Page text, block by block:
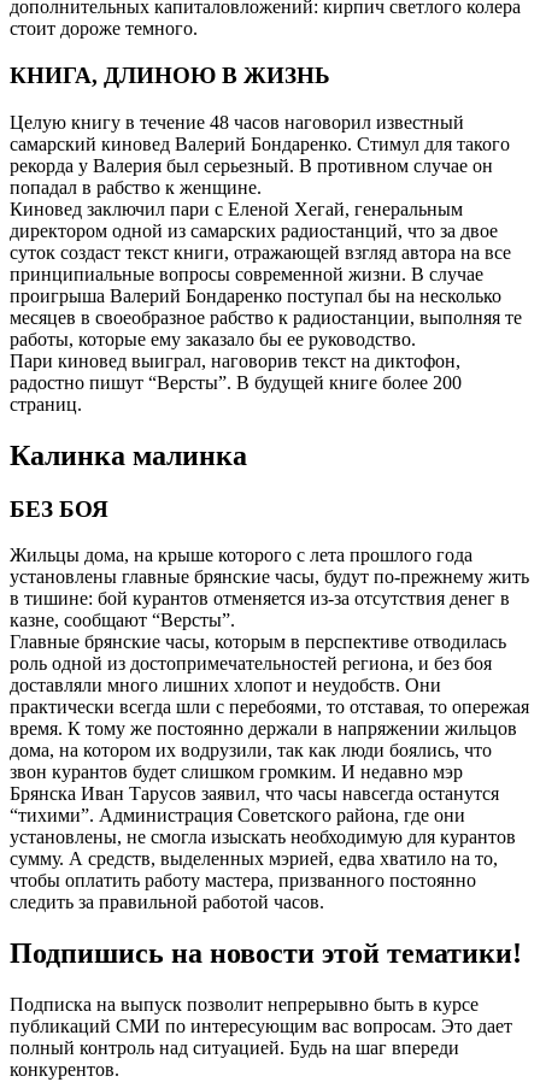
дополнительных капиталовложений: кирпич светлого колера
стоит дороже темного.
КНИГА, ДЛИНОЮ В ЖИЗНЬ
Целую книгу в течение 48 часов наговорил известный
самарский киновед Валерий Бондаренко. Стимул для такого
рекорда у Валерия был серьезный. В противном случае он
попадал в рабство к женщине.
Киновед заключил пари с Еленой Хегай, генеральным
директором одной из самарских радиостанций, что за двое
суток создаст текст книги, отражающей взгляд автора на все
принципиальные вопросы современной жизни. В случае
проигрыша Валерий Бондаренко поступал бы на несколько
месяцев в своеобразное рабство к радиостанции, выполняя те
работы, которые ему заказало бы ее руководство.
Пари киновед выиграл, наговорив текст на диктофон,
радостно пишут “Версты”. В будущей книге более 200
страниц.
Калинка малинка
БЕЗ БОЯ
Жильцы дома, на крыше которого с лета прошлого года
установлены главные брянские часы, будут по-прежнему жить
в тишине: бой курантов отменяется из-за отсутствия денег в
казне, сообщают “Версты”.
Главные брянские часы, которым в перспективе отводилась
роль одной из достопримечательностей региона, и без боя
доставляли много лишних хлопот и неудобств. Они
практически всегда шли с перебоями, то отставая, то опережая
время. К тому же постоянно держали в напряжении жильцов
дома, на котором их водрузили, так как люди боялись, что
звон курантов будет слишком громким. И недавно мэр
Брянска Иван Тарусов заявил, что часы навсегда останутся
“тихими”. Администрация Советского района, где они
установлены, не смогла изыскать необходимую для курантов
сумму. А средств, выделенных мэрией, едва хватило на то,
чтобы оплатить работу мастера, призванного постоянно
следить за правильной работой часов.
Подпишись на новости этой тематики!
Подписка на выпуск позволит непрерывно быть в курсе
публикаций СМИ по интересующим вас вопросам. Это дает
полный контроль над ситуацией. Будь на шаг впереди
конкурентов.